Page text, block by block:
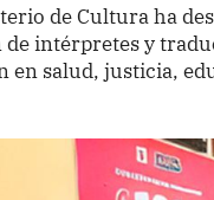
de Cultura ha
intérpretes y
en salud, justicia,